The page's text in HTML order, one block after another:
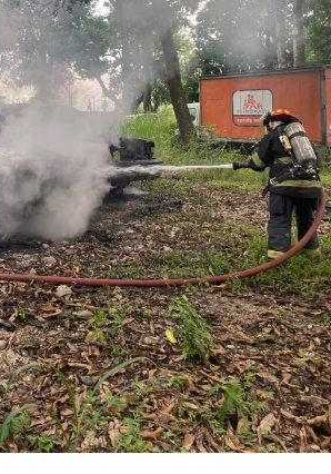
durante la administración
Ciudadano, Armando Reyes
recluidos en el Centro de
Mediana Seguridad de La Toma, en
donde cumplirán la condena.
operativo fueron detenidos siete
la sentencia dada a conocer
a seis de ellos. Hasta el
no han informado la situación
implicado.
irregularidades dentro de la
y motivó la intervención de
y federales, en un contexto de
investigaciones contra servidores
con actividades ilícitas en la